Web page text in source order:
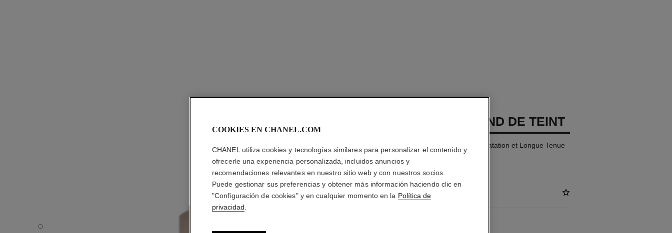
LES BEIGES FOND DE TEINT - Vista por defecto
LES BEIGES FOND DE TEINT
Teint Belle Mine Naturelle Hydratation et Longue Tenue
Ref. 184746
COOKIES EN CHANEL.COM
CHANEL utiliza cookies y tecnologías similares para personalizar el contenido y
ofrecerle una experiencia personalizada, incluidos anuncios y
recomendaciones relevantes en nuestro sitio web y con nuestros socios.
Puede gestionar sus preferencias y obtener más información haciendo clic en
"Configuración de cookies" y en cualquier momento en la Política de
privacidad